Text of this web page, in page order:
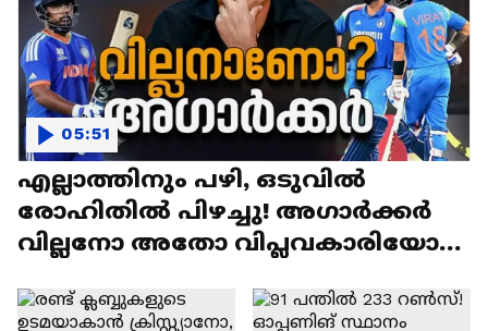
എല്ലാത്തിനും പഴി, ഒടുവില്‍
രോഹിതില്‍ പിഴച്ചു! അഗാര്‍ക്കർ
വില്ലനോ അതോ വിപ്ലവകാരിയോ? |
05:51